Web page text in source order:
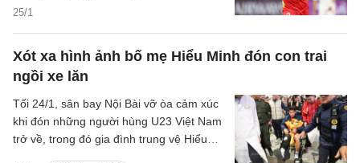
25/1
trình diễn bùng nổ của tiền đạo số 7.
Xót xa hình ảnh bố mẹ Hiểu Minh đón con trai
ngồi xe lăn
Tối 24/1, sân bay Nội Bài vỡ òa cảm xúc
khi đón những người hùng U23 Việt Nam
trở về, trong đó gia đình trung vệ Hiểu